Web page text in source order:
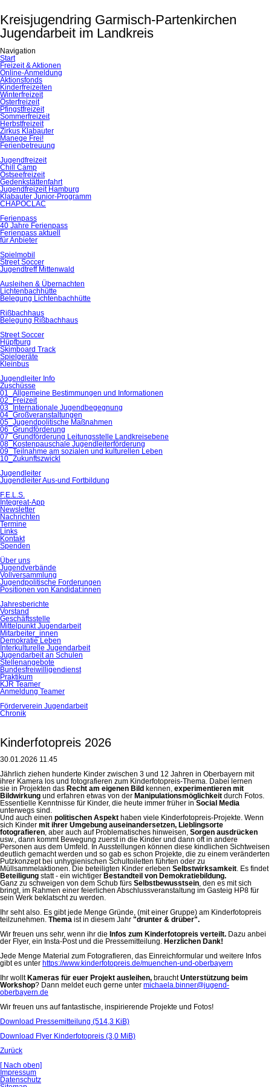
Kreisjugendring Garmisch-Partenkirchen
Jugendarbeit im Landkreis
Navigation
Navigation
überspringen
Start
Freizeit & Aktionen
Online-Anmeldung
Aktionsfonds
Kinderfreizeiten
Winterfreizeit
Osterfreizeit
Pfingstfreizeit
Sommerfreizeit
Herbstfreizeit
Zirkus Klabauter
Manege Frei!
Ferienbetreuung
Jugendfreizeit
Chill Camp
Ostseefreizeit
Gedenkstättenfahrt
Jugendfreizeit Hamburg
Klabauter Junior-Programm
CHAPOCLAC
Ferienpass
40 Jahre Ferienpass
Ferienpass aktuell
für Anbieter
Spielmobil
Street Soccer
Jugendtreff Mittenwald
Ausleihen & Übernachten
Lichtenbachhütte
Belegung Lichtenbachhütte
Rißbachhaus
Belegung Rißbachhaus
Street Soccer
Hüpfburg
Skimboard Track
Spielgeräte
Kleinbus
Jugendleiter Info
Zuschüsse
01_Allgemeine Bestimmungen und Informationen
02_Freizeit
03_Internationale Jugendbegegnung
04_Großveranstaltungen
05_Jugendpolitische Maßnahmen
06_Grundförderung
07_Grundförderung Leitungsstelle Landkreisebene
08_Kostenpauschale Jugendleiterförderung
09_Teilnahme am sozialen und kulturellen Leben
10_Zukunftszwickl
Jugendleiter
Jugendleiter Aus-und Fortbildung
F.E.L.S.
Integreat-App
Newsletter
Nachrichten
Termine
Links
Kontakt
Spenden
Über uns
Jugendverbände
Vollversammlung
Jugendpolitische Forderungen
Positionen von Kandidat:innen
Jahresberichte
Vorstand
Geschäftsstelle
Mittelpunkt Jugendarbeit
Mitarbeiter_innen
Demokratie Leben
Interkulturelle Jugendarbeit
Jugendarbeit an Schulen
Stellenangebote
Bundesfreiwilligendienst
Praktikum
KJR Teamer
Anmeldung Teamer
Förderverein Jugendarbeit
Chronik
Kinderfotopreis 2026
30.01.2026 11.45
Jährlich ziehen hunderte Kinder zwischen 3 und 12 Jahren in Oberbayern mit
ihrer Kamera los und fotografieren zum Kinderfotopreis-Thema. Dabei lernen
sie in Projekten das Recht am eigenen Bild kennen, experimentieren mit
Bildwirkung und erfahren etwas von der Manipulationsmöglichkeit durch Fotos.
Essentielle Kenntnisse für Kinder, die heute immer früher in Social Media
unterwegs sind.
Und auch einen politischen Aspekt haben viele Kinderfotopreis-Projekte. Wenn
sich Kinder mit ihrer Umgebung auseinandersetzen, Lieblingsorte
fotografieren, aber auch auf Problematisches hinweisen, Sorgen ausdrücken
usw., dann kommt Bewegung zuerst in die Kinder und dann oft in andere
Personen aus dem Umfeld. In Ausstellungen können diese kindlichen Sichtweisen
deutlich gemacht werden und so gab es schon Projekte, die zu einem veränderten
Putzkonzept bei unhygienischen Schultoiletten führten oder zu
Müllsammelaktionen. Die beteiligten Kinder erleben Selbstwirksamkeit. Es findet
Beteiligung statt - ein wichtiger Bestandteil von Demokratiebildung.
Ganz zu schweigen von dem Schub fürs Selbstbewusstsein, den es mit sich
bringt, im Rahmen einer feierlichen Abschlussveranstaltung im Gasteig HP8 für
sein Werk beklatscht zu werden.
Ihr seht also. Es gibt jede Menge Gründe, (mit einer Gruppe) am Kinderfotopreis
teilzunehmen. Thema ist in diesem Jahr "drunter & drüber".
Wir freuen uns sehr, wenn ihr die Infos zum Kinderfotopreis verteilt. Dazu anbei
der Flyer, ein Insta-Post und die Pressemitteilung. Herzlichen Dank!
Jede Menge Material zum Fotografieren, das Einreichformular und weitere Infos
gibt es unter https://www.kinderfotopreis.de/muenchen-und-oberbayern
Ihr wollt Kameras für euer Projekt ausleihen, brauchtUnterstützung beim
Workshop? Dann meldet euch gerne unter michaela.binner@jugend-
oberbayern.de
Wir freuen uns auf fantastische, inspirierende Projekte und Fotos!
Download Pressemitteilung (514,3 KiB)
Download Flyer Kinderfotopreis (3,0 MiB)
Zurück
[Nach oben]
Navigation
überspringen
Impressum
Datenschutz